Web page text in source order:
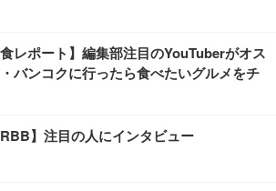
食レポート】編集部注目のYouTuberがオス
バンコクに行ったら食べたいグルメをチ
RBB】注目の人にインタビュー